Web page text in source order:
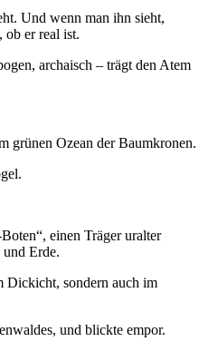
Und wenn man ihn sieht,
er real ist.
archaisch – trägt den Atem
grünen Ozean der Baumkronen.
einen Träger uralter
Erde.
Dickicht, sondern auch im
und blickte empor.